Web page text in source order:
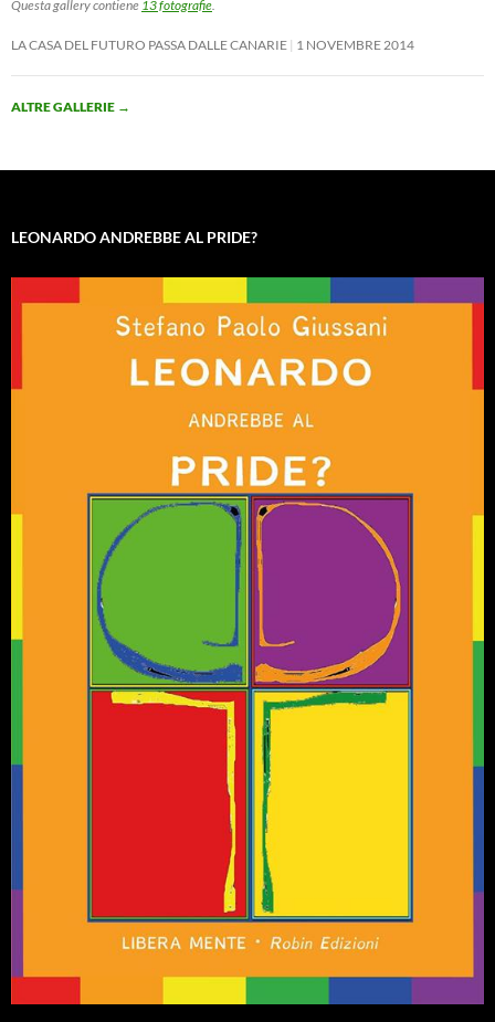
Questa gallery contiene 13 fotografie
LA CASA DEL FUTURO PASSA DALLE CANARIE 1 NOVEMBRE 2014
ALTRE GALLERIE →
LEONARDO ANDREBBE AL PRIDE?